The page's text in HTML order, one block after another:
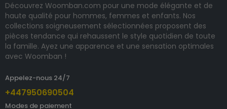
Découvrez Woomban.com pour une mode élégante et de
haute qualité pour hommes, femmes et enfants. Nos
collections soigneusement sélectionnées proposent des
pièces tendance qui rehaussent le style quotidien de toute
la famille. Ayez une apparence et une sensation optimales
avec Woomban !
Appelez-nous 24/7
+447950690504
Modes de paiement